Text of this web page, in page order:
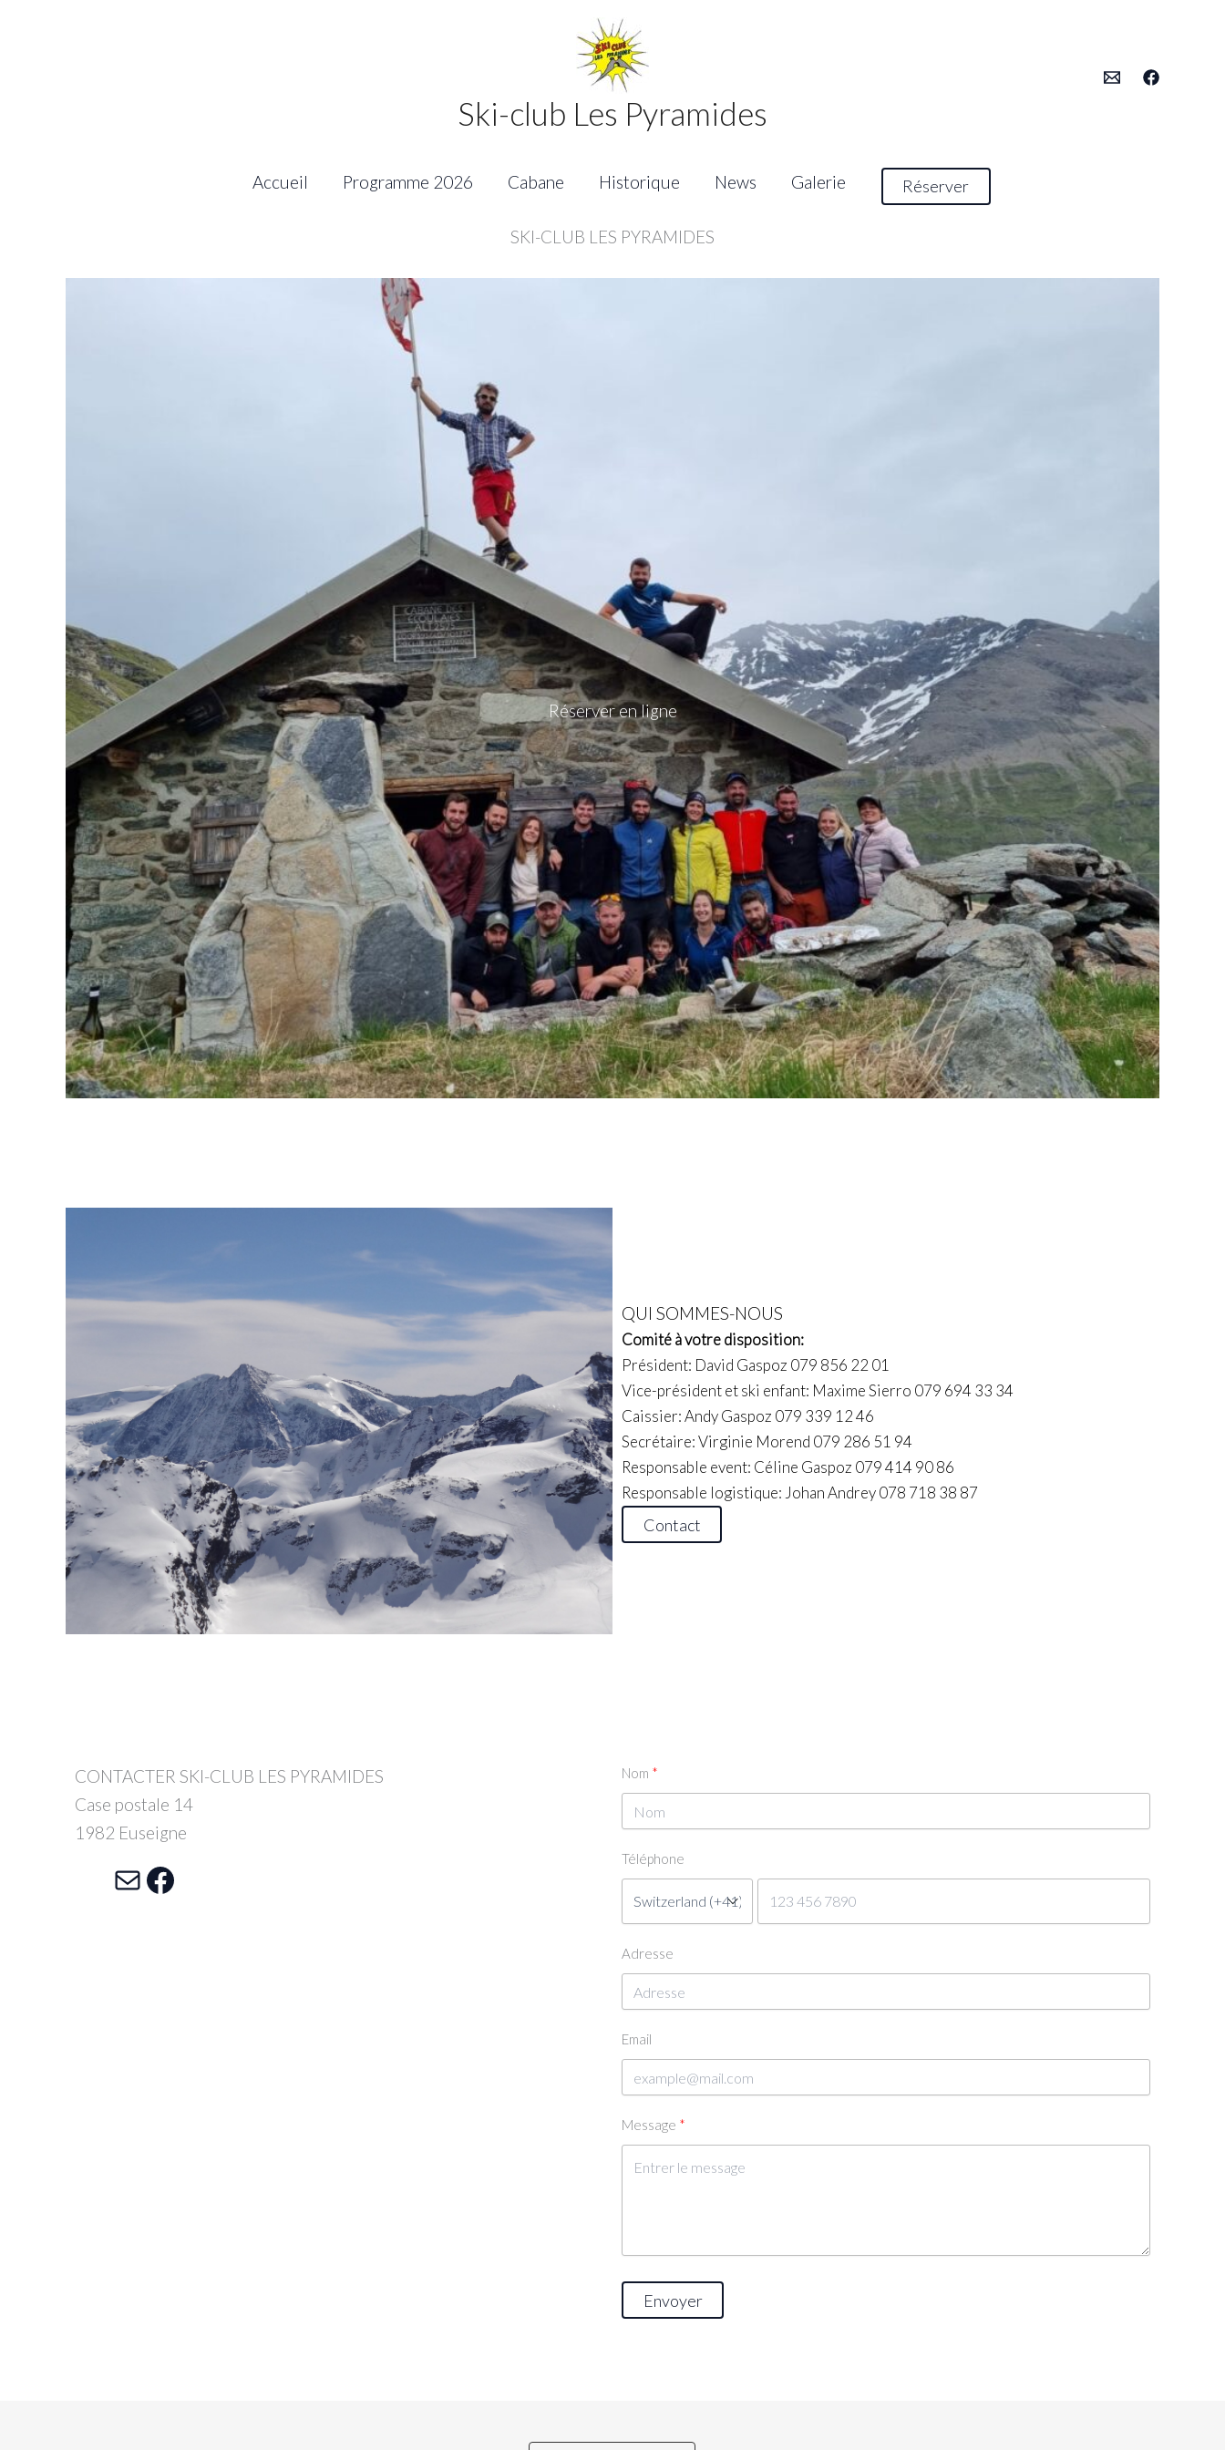
Ski-club Les Pyramides
Accueil Programme 2026 Cabane Historique News Galerie Réserver
SKI-CLUB LES PYRAMIDES
Réserver en ligne
QUI SOMMES-NOUS
Comité à votre disposition:
Président: David Gaspoz 079 856 22 01
Vice-président et ski enfant: Maxime Sierro 079 694 33 34
Caissier: Andy Gaspoz 079 339 12 46
Secrétaire: Virginie Morend 079 286 51 94
Responsable event: Céline Gaspoz 079 414 90 86
Responsable logistique: Johan Andrey 078 718 38 87
Contact
CONTACTER SKI-CLUB LES PYRAMIDES
Case postale 14
1982 Euseigne
E-mailFacebook
Nom
Téléphone
Adresse
Email
Message
Envoyer